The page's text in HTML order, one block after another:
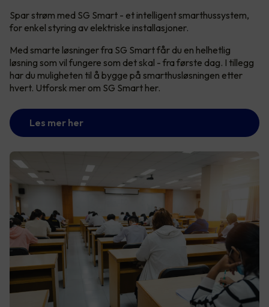
Spar strøm med SG Smart - et intelligent smarthussystem,
for enkel styring av elektriske installasjoner.
Med smarte løsninger fra SG Smart får du en helhetlig
løsning som vil fungere som det skal - fra første dag. I tillegg
har du muligheten til å bygge på smarthusløsningen etter
hvert. Utforsk mer om SG Smart her.
Les mer her